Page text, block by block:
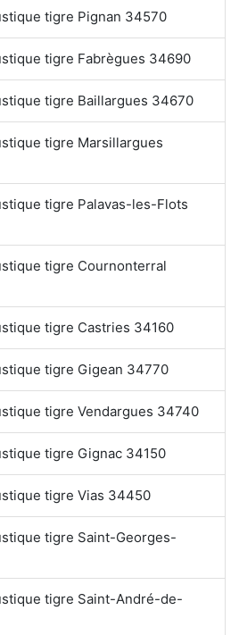
tigre Pignan 34570
tigre Fabrègues 34690
tigre Baillargues 34670
tigre Marsillargues
tigre Palavas-les-Flots
tigre Cournonterral
tigre Castries 34160
tigre Gigean 34770
tigre Vendargues 34740
tigre Gignac 34150
tigre Vias 34450
tigre Saint-Georges-
tigre Saint-André-de-